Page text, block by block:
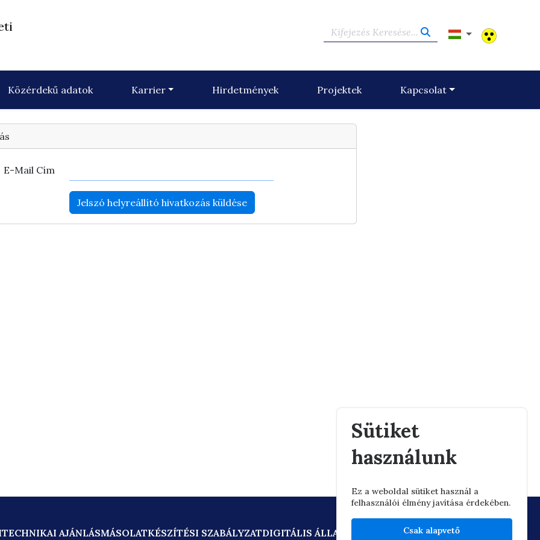
Kifejezés Keresése...
Közérdekű adatok Karrier Hirdetmények Projektek Kapcsolat
E-Mail Cím
Jelszó helyreállító hivatkozás küldése
TECHNIKAI AJÁNLÁSMÁSOLATKÉSZÍTÉSI SZABÁLYZATDIGITÁLIS ÁLLAMPOLGÁRSÁG
Sütiket
használunk
Ez a weboldal sütiket használ a
felhasználói élmény javítása érdekében.
Csak alapvető